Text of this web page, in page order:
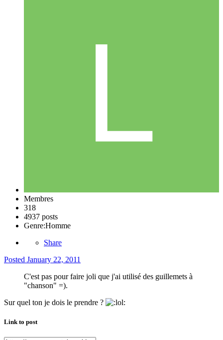
Membres
318
4937 posts
Genre:Homme
Share
Posted January 22, 2011
C'est pas pour faire joli que j'ai utilisé des guillemets à
"chanson" =).
Sur quel ton je dois le prendre ?
Link to post